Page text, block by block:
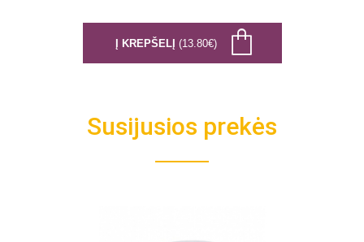
Į KREPŠELĮ (13.80€)
Susijusios prekės